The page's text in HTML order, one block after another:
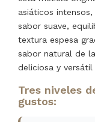
asiáticos
sabor suave,
textura espesa
sabor natural de
deliciosa y
Tres niveles
gustos: